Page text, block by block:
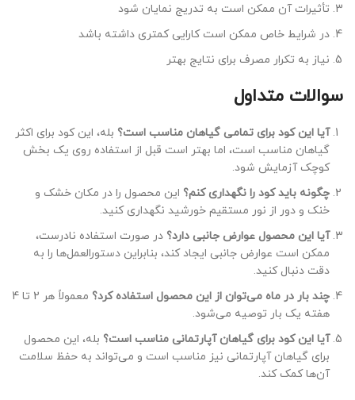
تأثیرات آن ممکن است به تدریج نمایان شود
در شرایط خاص ممکن است کارایی کمتری داشته باشد
نیاز به تکرار مصرف برای نتایج بهتر
سوالات متداول
آیا این کود برای تمامی گیاهان مناسب است؟ بله، این کود برای اکثر
گیاهان مناسب است، اما بهتر است قبل از استفاده روی یک بخش
کوچک آزمایش شود.
چگونه باید کود را نگهداری کنم؟ این محصول را در مکان خشک و
خنک و دور از نور مستقیم خورشید نگهداری کنید.
آیا این محصول عوارض جانبی دارد؟ در صورت استفاده نادرست،
ممکن است عوارض جانبی ایجاد کند، بنابراین دستورالعمل‌ها را به
دقت دنبال کنید.
چند بار در ماه می‌توان از این محصول استفاده کرد؟
معمولاً هر 2 تا 4
هفته یک بار توصیه می‌شود.
آیا این کود برای گیاهان آپارتمانی مناسب است؟ بله، این محصول
برای گیاهان آپارتمانی نیز مناسب است و می‌تواند به حفظ سلامت
آن‌ها کمک کند.